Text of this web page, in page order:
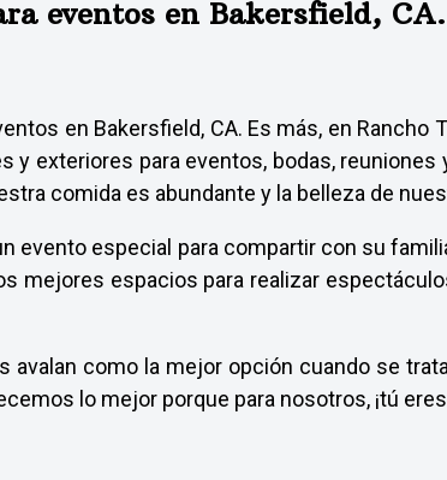
eventos en Bakersfield, CA.
en Bakersfield, CA. Es más, en Rancho
exteriores para eventos, bodas,
comida es abundante y la belleza de
evento especial para compartir con su
mejores espacios para realizar
como la mejor opción cuando se
lo mejor porque para nosotros, ¡tú